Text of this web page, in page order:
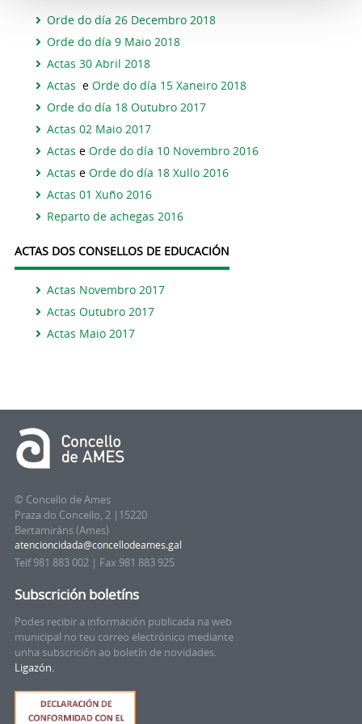
Orde do día 26 Decembro 2018
Orde do día 9 Maio 2018
Actas 30 Abril 2018
Actas e Orde do día 15 Xaneiro 2018
Orde do día 18 Outubro 2017
Actas 02 Maio 2017
Actas e Orde do día 10 Novembro 2016
Actas e Orde do día 18 Xullo 2016
Actas 01 Xuño 2016
Reparto de achegas 2016
ACTAS DOS CONSELLOS DE EDUCACIÓN
Actas Novembro 2017
Actas Outubro 2017
Actas Maio 2017
© Concello de Ames
Praza do Concello, 2 |15220
Bertamiráns (Ames)
Telf 981 883 002 | Fax 981 883 925
Subscrición boletíns
Podes recibir a información publicada na web
municipal no teu correo electrónico mediante
unha subscrición ao boletín de novidades.
Ligazón.